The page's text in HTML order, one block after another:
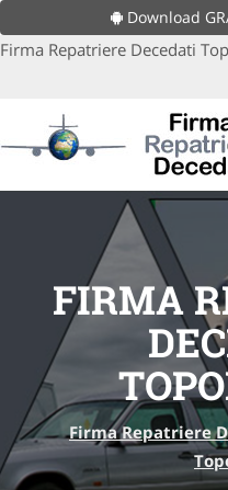
Download
Firma Repatriere Decedati
FIRMA
Firma Repatriere